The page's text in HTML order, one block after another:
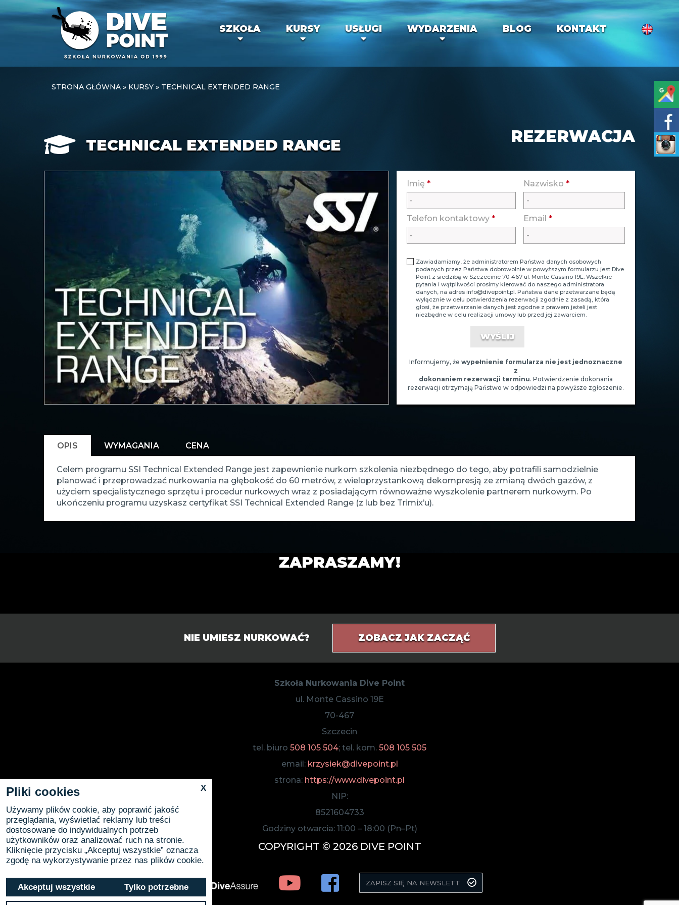
SZKOŁA KURSY USŁUGI WYDARZENIA BLOG KONTAKT
STRONA GŁÓWNA » KURSY » TECHNICAL EXTENDED RANGE
TECHNICAL EXTENDED RANGE REZERWACJA
Imię * Nazwisko *
Telefon kontaktowy * Email *
Zawiadamiamy, że administratorem Państwa danych osobowych
podanych przez Państwa dobrowolnie w powyższym formularzu jest Dive
Point z siedzibą w Szczecinie 70-467 ul. Monte Cassino 19E. Wszelkie
pytania i wątpliwości prosimy kierować do naszego administratora
danych, na adres info@divepoint.pl. Państwa dane przetwarzane będą
wyłącznie w celu potwierdzenia rezerwacji zgodnie z zasadą, która
głosi, że przetwarzanie danych jest zgodne z prawem jeżeli jest
niezbędne w celu realizacji umowy lub przed jej zawarciem.
Informujemy, że wypełnienie formularza nie jest jednoznaczne
z
dokonaniem rezerwacji terminu. Potwierdzenie dokonania
rezerwacji otrzymają Państwo w odpowiedzi na powyższe zgłoszenie.
OPIS WYMAGANIA CENA
Celem programu SSI Technical Extended Range jest zapewnienie nurkom szkolenia niezbędnego do tego, aby potrafili samodzielnie
planować i przeprowadzać nurkowania na głębokość do 60 metrów, z wieloprzystankową dekompresją ze zmianą dwóch gazów, z
użyciem specjalistycznego sprzętu i procedur nurkowych wraz z posiadającym równoważne wyszkolenie partnerem nurkowym. Po
ukończeniu programu uzyskasz certyfikat SSI Technical Extended Range (z lub bez Trimix’u).
ZAPRASZAMY!
NIE UMIESZ NURKOWAĆ? ZOBACZ JAK ZACZĄĆ
Szkoła Nurkowania Dive Point
ul. Monte Cassino 19E
70-467
Szczecin
tel. biuro 508 105 504; tel. kom. 508 105 505
email: krzysiek@divepoint.pl
strona: https://www.divepoint.pl
NIP:
8521604733
Godziny otwarcia: 11:00 – 18:00 (Pn–Pt)
COPYRIGHT © 2026 DIVE POINT
X
Pliki cookies
Używamy plików cookie, aby poprawić jakość
przeglądania, wyświetlać reklamy lub treści
dostosowane do indywidualnych potrzeb
użytkowników oraz analizować ruch na stronie.
Kliknięcie przycisku „Akceptuj wszystkie” oznacza
zgodę na wykorzystywanie przez nas plików cookie.
Akceptuj wszystkie Tylko potrzebne